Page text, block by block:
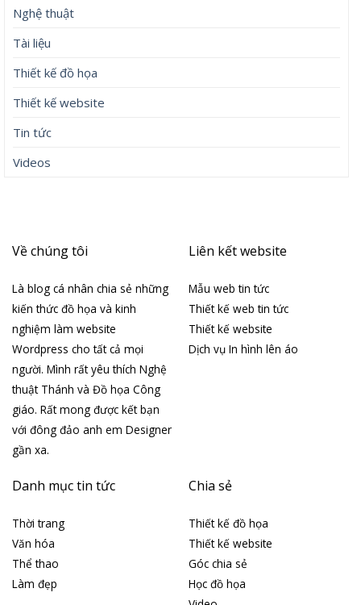
Nghệ thuật
Tài liệu
Thiết kế đồ họa
Thiết kế website
Tin tức
Videos
Về chúng tôi
Là blog cá nhân chia sẻ những
kiến thức đồ họa và kinh
nghiệm làm website
Wordpress cho tất cả mọi
người. Mình rất yêu thích Nghệ
thuật Thánh và Đồ họa Công
giáo. Rất mong được kết bạn
với đông đảo anh em Designer
gần xa.
Liên kết website
Mẫu web tin tức
Thiết kế web tin tức
Thiết kế website
Dịch vụ In hình lên áo
Danh mục tin tức
Thời trang
Văn hóa
Thể thao
Làm đẹp
Chia sẻ
Thiết kế đồ họa
Thiết kế website
Góc chia sẻ
Học đồ họa